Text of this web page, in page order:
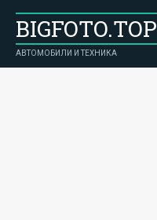
BIGFOTO.TOP
АВТОМОБИЛИ И ТЕХНИКА